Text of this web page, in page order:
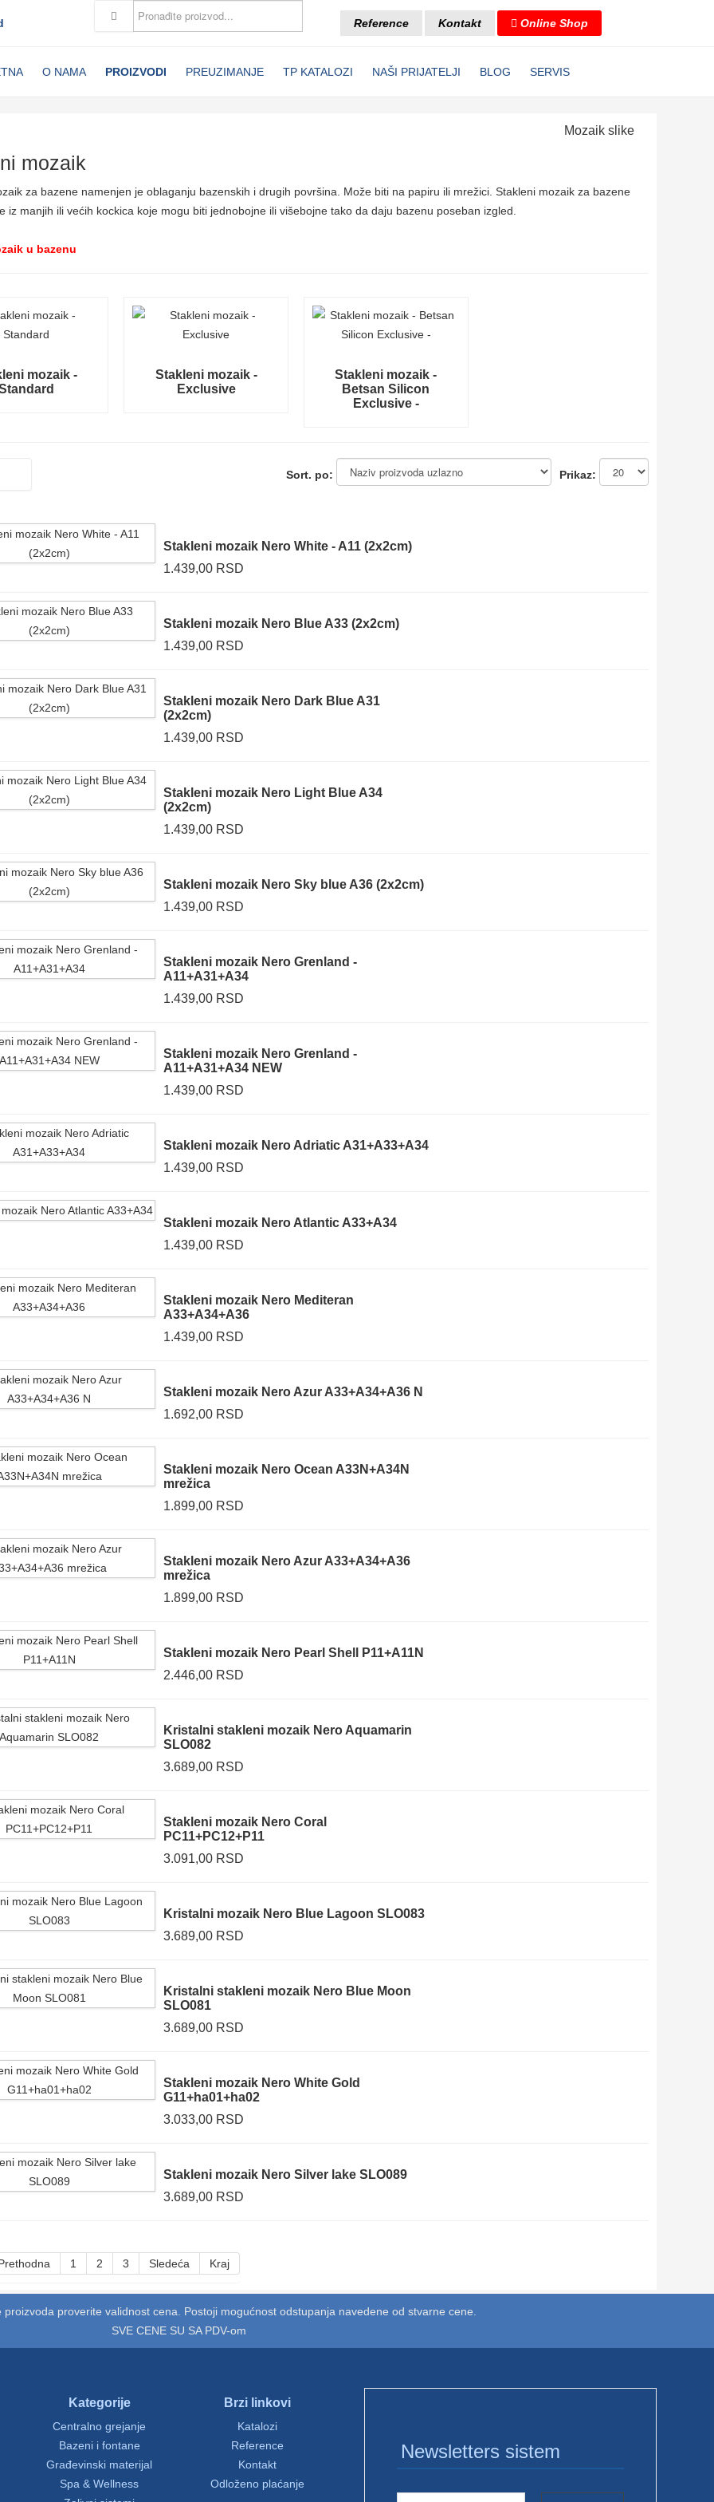
Reference Kontakt Online Shop
O NAMA PROIZVODI PREUZIMANJE TP KATALOZI NAŠI PRIJATELJI BLOG SERVIS
Mozaik slike
mozaik
za bazene namenjen je oblaganju bazenskih i drugih površina. Može biti na papiru ili mrežici. Stakleni mozaik za bazene
iz manjih ili većih kockica koje mogu biti jednobojne ili višebojne tako da daju bazenu poseban izgled.
u bazenu
mozaik -
Stakleni mozaik -
Exclusive
Stakleni mozaik -
Betsan Silicon
Exclusive -
Prikaz:
Sort. po:
Stakleni mozaik Nero White - A11 (2x2cm)
1.439,00 RSD
Stakleni mozaik Nero Blue A33 (2x2cm)
1.439,00 RSD
Stakleni mozaik Nero Dark Blue A31
(2x2cm)
1.439,00 RSD
Stakleni mozaik Nero Light Blue A34
(2x2cm)
1.439,00 RSD
Stakleni mozaik Nero Sky blue A36 (2x2cm)
1.439,00 RSD
Stakleni mozaik Nero Grenland -
A11+A31+A34
1.439,00 RSD
Stakleni mozaik Nero Grenland -
A11+A31+A34 NEW
1.439,00 RSD
Stakleni mozaik Nero Adriatic A31+A33+A34
1.439,00 RSD
Stakleni mozaik Nero Atlantic A33+A34
1.439,00 RSD
Stakleni mozaik Nero Mediteran
A33+A34+A36
1.439,00 RSD
Stakleni mozaik Nero Azur A33+A34+A36 N
1.692,00 RSD
Stakleni mozaik Nero Ocean A33N+A34N
mrežica
1.899,00 RSD
Stakleni mozaik Nero Azur A33+A34+A36
mrežica
1.899,00 RSD
Stakleni mozaik Nero Pearl Shell P11+A11N
2.446,00 RSD
Kristalni stakleni mozaik Nero Aquamarin
SLO082
3.689,00 RSD
Stakleni mozaik Nero Coral
PC11+PC12+P11
3.091,00 RSD
Kristalni mozaik Nero Blue Lagoon SLO083
3.689,00 RSD
Kristalni stakleni mozaik Nero Blue Moon
SLO081
3.689,00 RSD
Stakleni mozaik Nero White Gold
G11+ha01+ha02
3.033,00 RSD
Stakleni mozaik Nero Silver lake SLO089
3.689,00 RSD
1 2 3 Sledeća Kraj
proverite validnost cena. Postoji mogućnost odstupanja navedene od stvarne cene.
SVE CENE SU SA PDV-om
Kategorije
Centralno grejanje
Bazeni i fontane
Građevinski materijal
Spa & Wellness
Brzi linkovi
Katalozi
Reference
Kontakt
Odloženo plaćanje
Newsletters sistem